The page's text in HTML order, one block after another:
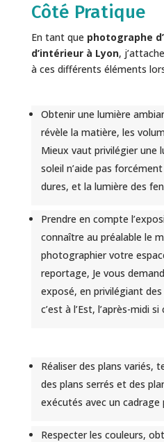
Côté Pratique
En tant que photographe
d’intérieur à Lyon,
à ces différents éléments
Obtenir une lumière
révèle la matière, les
Mieux vaut privilégier une
soleil n’aide pas
dures, et la lumière des
Prendre en compte
connaître au préalable le
photographier votre
reportage, Je vous
exposé, en privilégiant
c’est à l’Est, l’après-midi si
Réaliser des plans variés,
des plans serrés et des
exécutés avec un cadrage
Respecter les couleurs,